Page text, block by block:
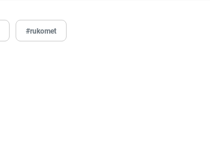
#rukomet